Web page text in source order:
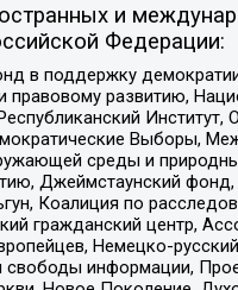
и
Федерации:
в поддержку
развитию,
Институт,
Выборы,
среды и
Джеймстаунский фонд,
Коалиция по
гражданский центр,
Немецко-
информации,